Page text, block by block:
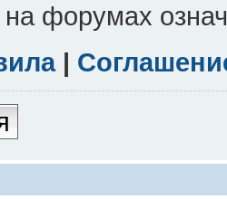
на форумах
|